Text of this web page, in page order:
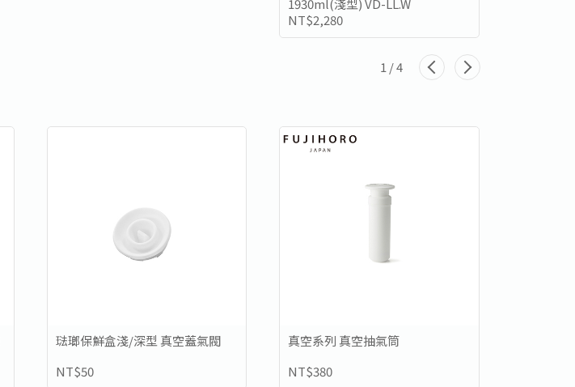
NT$2,280
1 /4
琺瑯保鮮盒淺/深型 真空蓋氣閥
NT$50
真空系列 真空抽氣筒
NT$380